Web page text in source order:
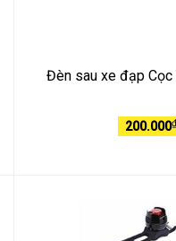
Đèn sau xe đạp Cọc
200.000